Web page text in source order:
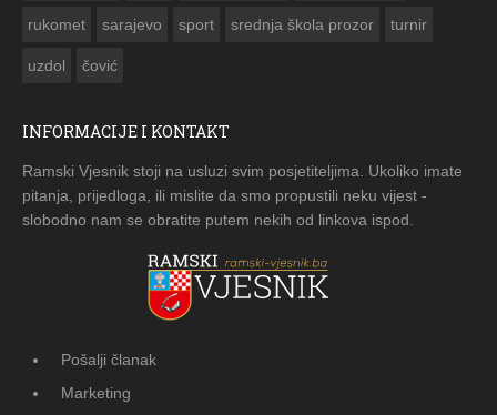
rukomet sarajevo sport srednja škola prozor turnir
uzdol čović
INFORMACIJE I KONTAKT
Ramski Vjesnik stoji na usluzi svim posjetiteljima. Ukoliko imate
pitanja, prijedloga, ili mislite da smo propustili neku vijest -
slobodno nam se obratite putem nekih od linkova ispod.
Pošalji članak
Marketing